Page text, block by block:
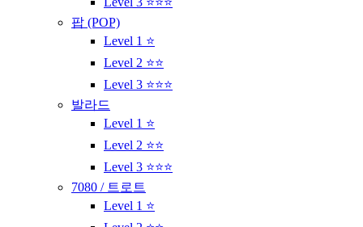
팝 (POP)
Level 1 ⭐
Level 2 ⭐⭐
Level 3 ⭐⭐⭐
발라드
Level 1 ⭐
Level 2 ⭐⭐
Level 3 ⭐⭐⭐
7080 / 트로트
Level 1 ⭐